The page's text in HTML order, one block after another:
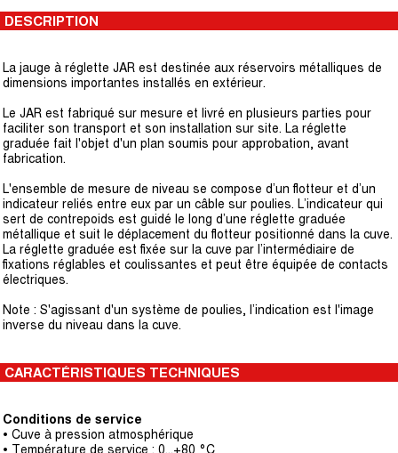
DESCRIPTION
La jauge à réglette JAR est destinée aux réservoirs métalliques de
dimensions importantes installés en extérieur.
Le JAR est fabriqué sur mesure et livré en plusieurs parties pour
faciliter son transport et son installation sur site. La réglette
graduée fait l'objet d'un plan soumis pour approbation, avant
fabrication.
L'ensemble de mesure de niveau se compose d’un flotteur et d’un
indicateur reliés entre eux par un câble sur poulies. L’indicateur qui
sert de contrepoids est guidé le long d’une réglette graduée
métallique et suit le déplacement du flotteur positionné dans la cuve.
La réglette graduée est fixée sur la cuve par l’intermédiaire de
fixations réglables et coulissantes et peut être équipée de contacts
électriques.
Note : S'agissant d'un système de poulies, l’indication est l'image
inverse du niveau dans la cuve.
CARACTÉRISTIQUES TECHNIQUES
Conditions de service
• Cuve à pression atmosphérique
• Température de service : 0...+80 °C